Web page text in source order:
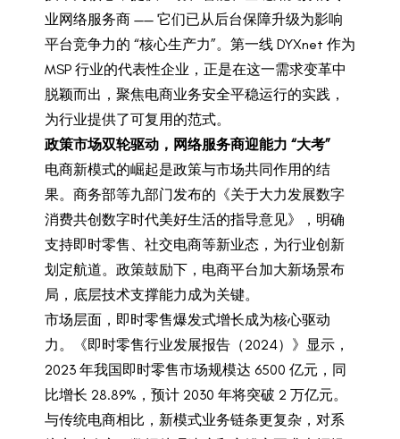
业网络服务商 —— 它们已从后台保障升级为影响
平台竞争力的 “核心生产力”。第一线 DYXnet 作为
MSP 行业的代表性企业，正是在这一需求变革中
脱颖而出，聚焦电商业务安全平稳运行的实践，
为行业提供了可复用的范式。
政策市场双轮驱动， 网络服务商迎能力 “大考”
电商新模式的崛起是政策与市场共同作用的结
果。商务部等九部门发布的《关于大力发展数字
消费共创数字时代美好生活的指导意见》，明确
支持即时零售、社交电商等新业态，为行业创新
划定航道。政策鼓励下，电商平台加大新场景布
局，底层技术支撑能力成为关键。
市场层面，即时零售爆发式增长成为核心驱动
力。《即时零售行业发展报告（2024）》显示，
2023 年我国即时零售市场规模达 6500 亿元，同
比增长 28.89%，预计 2030 年将突破 2 万亿元。
与传统电商相比，新模式业务链条更复杂，对系